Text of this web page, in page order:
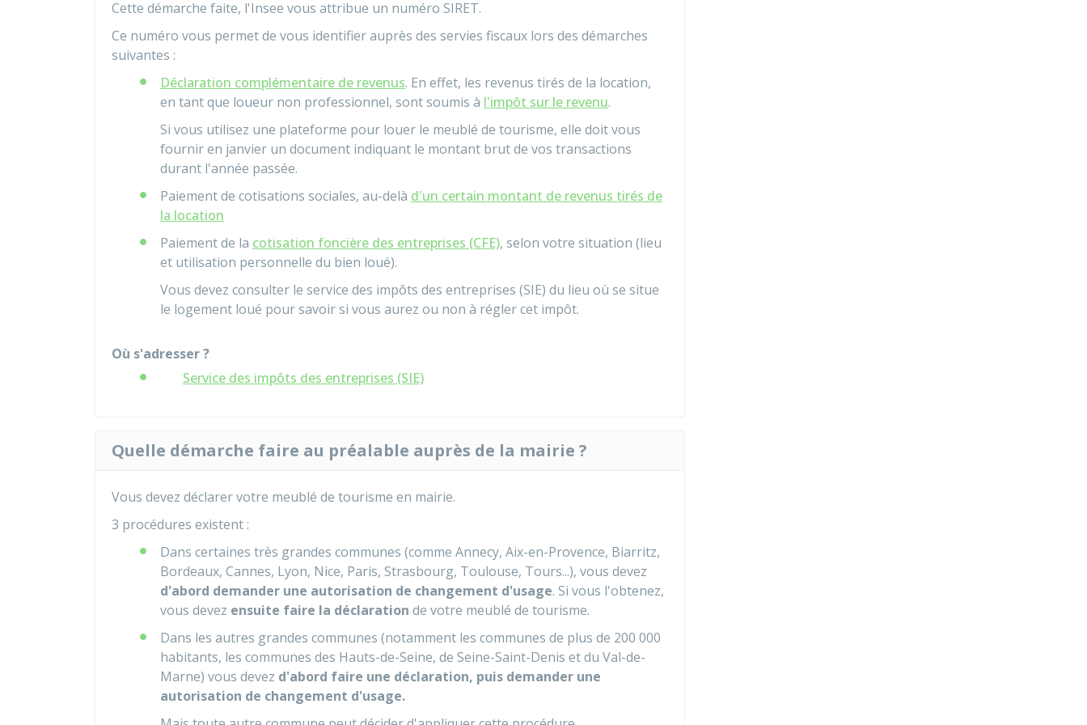
Cette démarche faite, l'Insee vous attribue un numéro SIRET.
Ce numéro vous permet de vous identifier auprès des servies fiscaux lors des démarches
suivantes :
Déclaration complémentaire de revenus. En effet, les revenus tirés de la location,
en tant que loueur non professionnel, sont soumis à l'impôt sur le revenu.
Si vous utilisez une plateforme pour louer le meublé de tourisme, elle doit vous
fournir en janvier un document indiquant le montant brut de vos transactions
durant l'année passée.
Paiement de cotisations sociales, au-delà d'un certain montant de revenus tirés de
la location
Paiement de la cotisation foncière des entreprises (CFE), selon votre situation (lieu
et utilisation personnelle du bien loué).
Vous devez consulter le service des impôts des entreprises (SIE) du lieu où se situe
le logement loué pour savoir si vous aurez ou non à régler cet impôt.
Où s'adresser ?
Service des impôts des entreprises (SIE)
Quelle démarche faire au préalable auprès de la mairie ?
Vous devez déclarer votre meublé de tourisme en mairie.
3 procédures existent :
Dans certaines très grandes communes (comme Annecy, Aix-en-Provence, Biarritz,
Bordeaux, Cannes, Lyon, Nice, Paris, Strasbourg, Toulouse, Tours...), vous devez
d'abord demander une autorisation de changement d'usage. Si vous l'obtenez,
vous devez ensuite faire la déclaration de votre meublé de tourisme.
Dans les autres grandes communes (notamment les communes de plus de 200 000
habitants, les communes des Hauts-de-Seine, de Seine-Saint-Denis et du Val-de-
Marne) vous devez d'abord faire une déclaration, puis demander une
autorisation de changement d'usage.